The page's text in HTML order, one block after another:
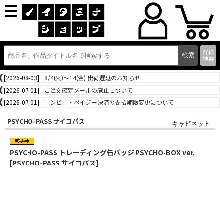
詳細
検索
[2026-08-03]
8/4(火)～14(金) 出荷遅延のお知らせ
[2026-07-01]
ご注文確定メールの廃止について
[2026-07-01]
コンビニ・ペイジー決済の支払期限変更について
PSYCHO-PASS サイコパス キャビネット
PSYCHO-PASS トレーディング缶バッジ PSYCHO-BOX ver.
[PSYCHO-PASS サイコパス]